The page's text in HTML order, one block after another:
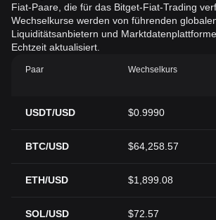
Fiat-Paare, die für das Bitget-Fiat-Trading
Wechselkurse werden von führenden
Liquiditätsanbietern und
Echtzeit aktualisiert.
Paar Wechselkurs
USDT/USD $0.9990
BTC/USD $64,258.57
ETH/USD $1,899.08
SOL/USD $72.57